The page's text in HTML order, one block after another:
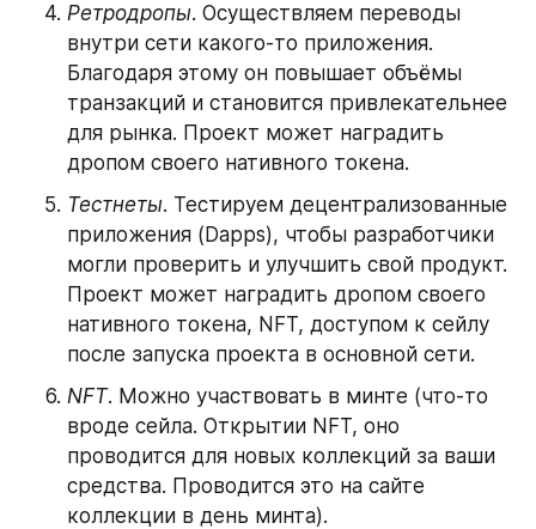
Ретродропы. Осуществляем переводы
внутри сети какого-то приложения.
Благодаря этому он повышает объёмы
транзакций и становится привлекательнее
для рынка. Проект может наградить
дропом своего нативного токена.
Тестнеты. Тестируем децентрализованные
приложения (Dapps), чтобы разработчики
могли проверить и улучшить свой продукт.
Проект может наградить дропом своего
нативного токена, NFT, доступом к сейлу
после запуска проекта в основной сети.
NFT. Можно участвовать в минте (что-то
вроде сейла. Открытии NFT, оно
проводится для новых коллекций за ваши
средства. Проводится это на сайте
коллекции в день минта).